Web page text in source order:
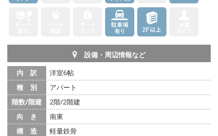
設備・周辺情報など
内 訳
洋室6帖
種 別
アパート
階数/階建
2階/2階建
向 き
南東
構 造
軽量鉄骨